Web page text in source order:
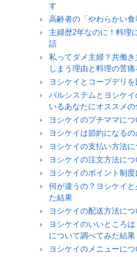
す
高齢者の「やわらかい
主婦歴2年なのに！料理
話
私ってダメ主婦？共働
しまう理由と料理の苦
ヨシケイとコープデリ
パルシステムとヨシケ
いるあなたにオススメの
ヨシケイのプチママに
ヨシケイは節約になる
ヨシケイの支払い方法
ヨシケイの注文方法に
ヨシケイのポイント制
何が違うの？ヨシケイ
た結果
ヨシケイの配送方法に
ヨシケイのいいところ
について調べてみた結果
ヨシケイのメニューに